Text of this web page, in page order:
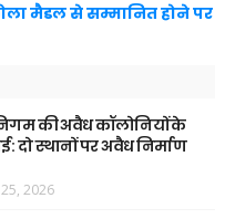
मैडल से सम्मानित होने पर
की अवैध कॉलोनियों के
दो स्थानों पर अवैध निर्माण
2026